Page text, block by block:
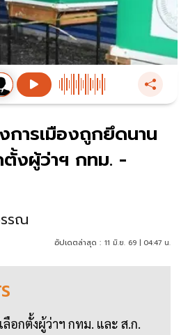
การเมืองถูกยึดนาน
ตั้งผู้ว่าฯ กทม. -
รณ
อัปเดตล่าสุด : 11 มิ.ย. 69 | 04:47 น.
อกตั้งผู้ว่าฯ กทม. และ ส.ก.